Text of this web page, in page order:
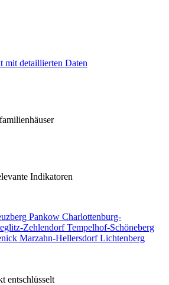
mit detaillierten Daten
Indikatoren
Pankow Charlottenburg-
ZehlendorfTempelhof-Schöneberg
Marzahn-HellersdorfLichtenberg
entschlüsselt